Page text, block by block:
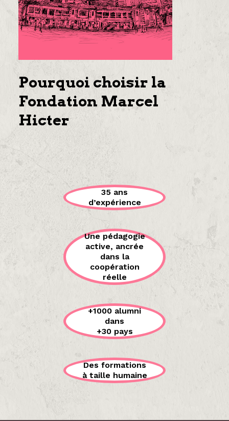
Pourquoi choisir la
Fondation Marcel
Hicter
35 ans
d’expérience
Une pédagogie
active, ancrée
dans la
coopération
réelle
+1000 alumni
dans
+30 pays
Des formations
à taille humaine